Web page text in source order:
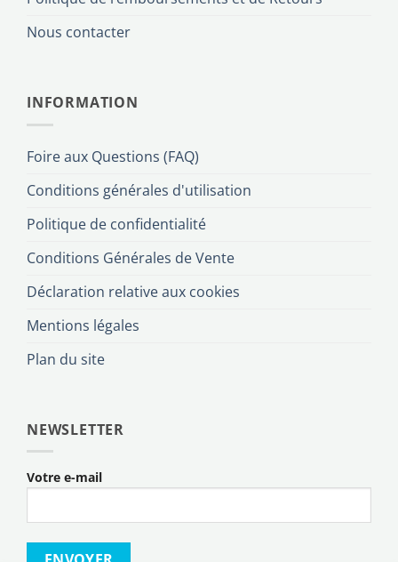
Nous contacter
INFORMATION
Foire aux Questions (FAQ)
Conditions générales d'utilisation
Politique de confidentialité
Conditions Générales de Vente
Déclaration relative aux cookies
Mentions légales
Plan du site
NEWSLETTER
Votre e-mail